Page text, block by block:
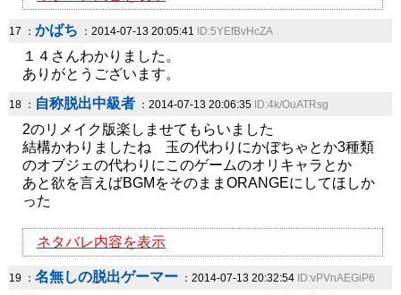
17 ： かばち ：2014-07-13 20:05:41 ID:5YEfBvHcZA
１４さんわかりました。
ありがとうございます。
18 ： 自称脱出中級者 ：2014-07-13 20:06:35 ID:4k/OuATRsg
2のリメイク版楽しませてもらいました
結構かわりましたね 玉の代わりにかぼちゃとか3種類
のオブジェの代わりにこのゲームのオリキャラとか
あと欲を言えばBGMをそのままORANGEにしてほしか
った
ネタバレ内容を表示
19 ： 名無しの脱出ゲーマー ：2014-07-13 20:32:54 ID:vPVnAEGiP6